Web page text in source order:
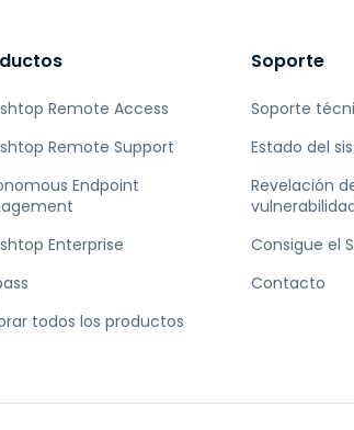
Remote Access
Remote Support
Endpoint
Enterprise
todos los productos
Soporte
Soporte
Estado del
Revelación
Consigue el
Contacto